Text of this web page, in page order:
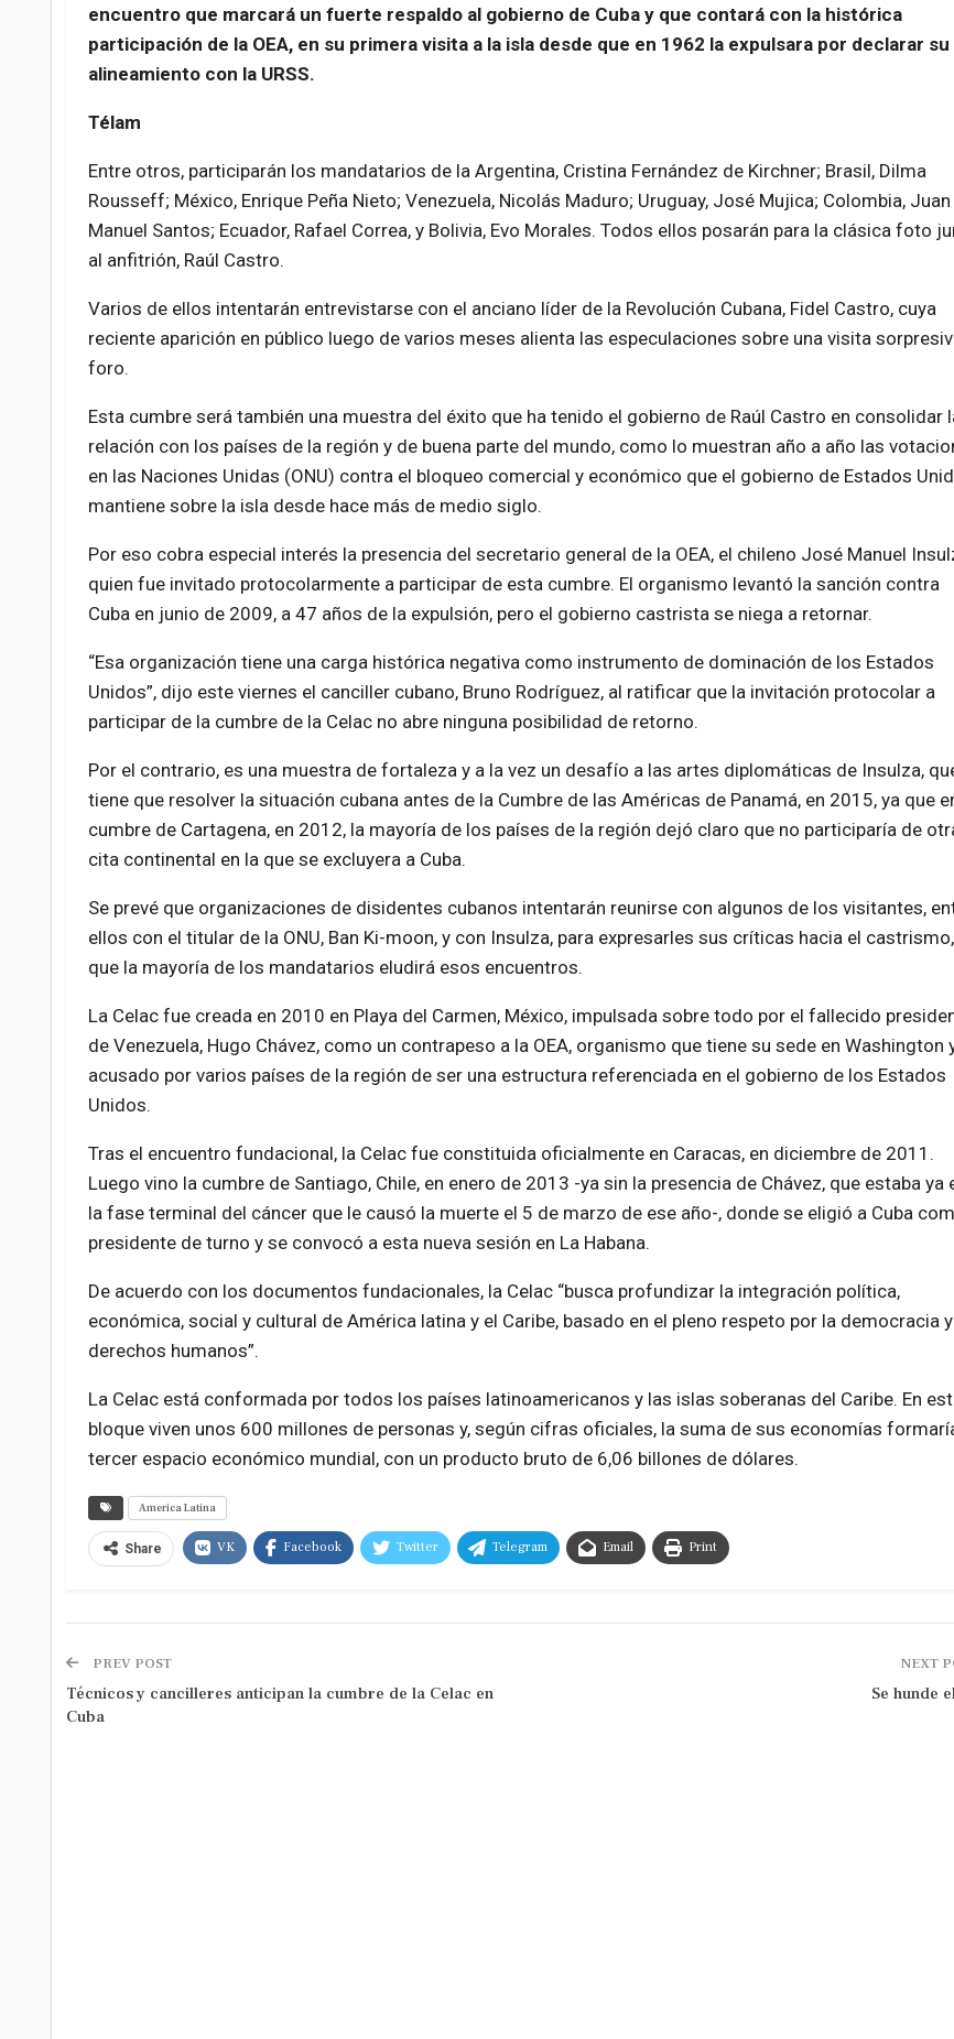
encuentro que marcará un fuerte respaldo al gobierno de Cuba y que contará con la histórica
participación de la OEA, en su primera visita a la isla desde que en 1962 la expulsara por declarar su
alineamiento con la URSS.
Télam
Entre otros, participarán los mandatarios de la Argentina, Cristina Fernández de Kirchner; Brasil, Dilma
Rousseff; México, Enrique Peña Nieto; Venezuela, Nicolás Maduro; Uruguay, José Mujica; Colombia, Juan
Manuel Santos; Ecuador, Rafael Correa, y Bolivia, Evo Morales. Todos ellos posarán para la clásica foto
al anfitrión, Raúl Castro.
Varios de ellos intentarán entrevistarse con el anciano líder de la Revolución Cubana, Fidel Castro, cuya
reciente aparición en público luego de varios meses alienta las especulaciones sobre una visita
foro.
Esta cumbre será también una muestra del éxito que ha tenido el gobierno de Raúl Castro en consolidar
relación con los países de la región y de buena parte del mundo, como lo muestran año a año las
en las Naciones Unidas (ONU) contra el bloqueo comercial y económico que el gobierno de Estados
mantiene sobre la isla desde hace más de medio siglo.
Por eso cobra especial interés la presencia del secretario general de la OEA, el chileno José Manuel
quien fue invitado protocolarmente a participar de esta cumbre. El organismo levantó la sanción contra
Cuba en junio de 2009, a 47 años de la expulsión, pero el gobierno castrista se niega a retornar.
“Esa organización tiene una carga histórica negativa como instrumento de dominación de los Estados
Unidos”, dijo este viernes el canciller cubano, Bruno Rodríguez, al ratificar que la invitación protocolar a
participar de la cumbre de la Celac no abre ninguna posibilidad de retorno.
Por el contrario, es una muestra de fortaleza y a la vez un desafío a las artes diplomáticas de Insulza,
tiene que resolver la situación cubana antes de la Cumbre de las Américas de Panamá, en 2015, ya que
cumbre de Cartagena, en 2012, la mayoría de los países de la región dejó claro que no participaría de
cita continental en la que se excluyera a Cuba.
Se prevé que organizaciones de disidentes cubanos intentarán reunirse con algunos de los visitantes,
ellos con el titular de la ONU, Ban Ki-moon, y con Insulza, para expresarles sus críticas hacia el
que la mayoría de los mandatarios eludirá esos encuentros.
La Celac fue creada en 2010 en Playa del Carmen, México, impulsada sobre todo por el fallecido
de Venezuela, Hugo Chávez, como un contrapeso a la OEA, organismo que tiene su sede en Washington
acusado por varios países de la región de ser una estructura referenciada en el gobierno de los Estados
Unidos.
Tras el encuentro fundacional, la Celac fue constituida oficialmente en Caracas, en diciembre de 2011.
Luego vino la cumbre de Santiago, Chile, en enero de 2013 -ya sin la presencia de Chávez, que estaba ya
la fase terminal del cáncer que le causó la muerte el 5 de marzo de ese año-, donde se eligió a Cuba
presidente de turno y se convocó a esta nueva sesión en La Habana.
De acuerdo con los documentos fundacionales, la Celac “busca profundizar la integración política,
económica, social y cultural de América latina y el Caribe, basado en el pleno respeto por la democracia
derechos humanos”.
La Celac está conformada por todos los países latinoamericanos y las islas soberanas del Caribe. En
bloque viven unos 600 millones de personas y, según cifras oficiales, la suma de sus economías
tercer espacio económico mundial, con un producto bruto de 6,06 billones de dólares.
America Latina
Share VK Facebook Twitter Telegram Email Print
PREV POST
Técnicos y cancilleres anticipan la cumbre de la Celac en
Cuba
NEXT
Se hunde